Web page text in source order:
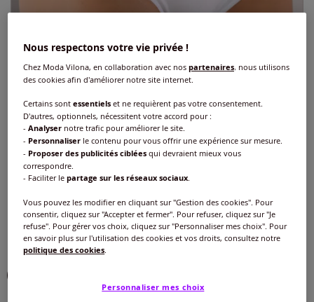
Slip gainant jersey fin
Réf : 684.103.004
Couleur :blanc
Choisir une couleur :
Nous respectons votre vie privée !
Chez Moda Vilona, en collaboration avec nospartenaires, nous utilisons
des cookies afin d'améliorer notre site internet.
Certains sontessentiels et ne requièrent pas votre consentement.
D'autres, optionnels, nécessitent votre accord pour :
-Analyser notre trafic pour améliorer le site.
- Personnaliser le contenu pour vous offrir une expérience sur mesure.
- Proposer des publicités ciblées qui devraient mieux vous
correspondre.
- Faciliter lepartage sur les réseaux sociaux.
Vous pouvez les modifier en cliquant sur "Gestion des cookies". Pour
consentir, cliquez sur "Accepter et fermer". Pour refuser, cliquez sur "Je
refuse". Pour gérer vos choix, cliquez sur "Personnaliser mes choix". Pour
en savoir plus sur l'utilisation des cookies et vos droits, consultez notre
politique des cookies.
Personnaliser mes choix